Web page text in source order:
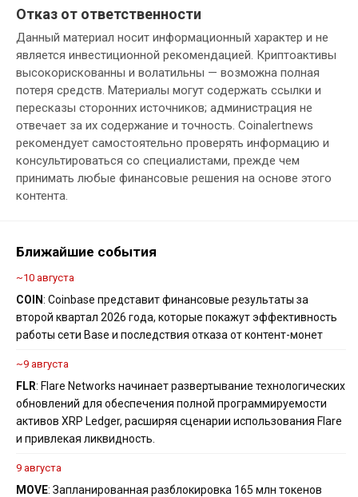
Отказ от ответственности
Данный материал носит информационный характер и не
является инвестиционной рекомендацией. Криптоактивы
высокорискованны и волатильны — возможна полная
потеря средств. Материалы могут содержать ссылки и
пересказы сторонних источников; администрация не
отвечает за их содержание и точность. Coinalertnews
рекомендует самостоятельно проверять информацию и
консультироваться со специалистами, прежде чем
принимать любые финансовые решения на основе этого
контента.
Ближайшие события
~10 августа
COIN: Coinbase представит финансовые результаты за
второй квартал 2026 года, которые покажут эффективность
работы сети Base и последствия отказа от контент-монет
~9 августа
FLR: Flare Networks начинает развертывание технологических
обновлений для обеспечения полной программируемости
активов XRP Ledger, расширяя сценарии использования Flare
и привлекая ликвидность.
9 августа
MOVE: Запланированная разблокировка 165 млн токенов